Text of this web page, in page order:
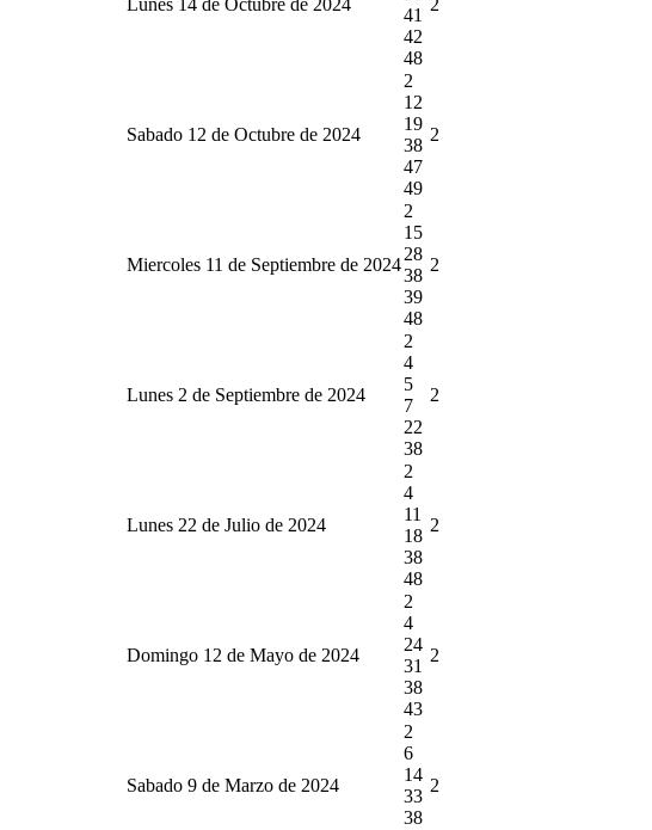
41
42
48
Sabado 12 de Octubre de 2024
2
12
19
38
47
49
2
Miercoles 11 de Septiembre de 2024
2
15
28
38
39
48
2
Lunes 2 de Septiembre de 2024
2
4
5
7
22
38
2
Lunes 22 de Julio de 2024
2
4
11
18
38
48
2
Domingo 12 de Mayo de 2024
2
4
24
31
38
43
2
Sabado 9 de Marzo de 2024
2
6
14
33
38
2